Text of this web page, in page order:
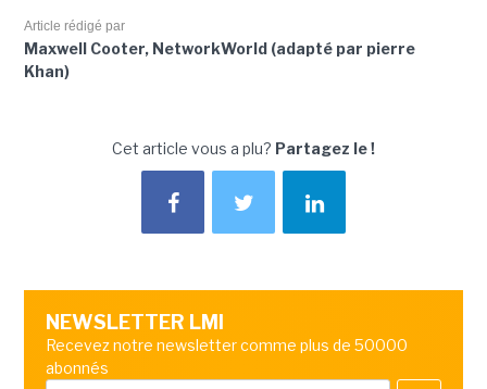
Article rédigé par
Maxwell Cooter, NetworkWorld (adapté par pierre
Khan)
Cet article vous a plu? Partagez le !
NEWSLETTER LMI
Recevez notre newsletter comme plus de 50000
abonnés